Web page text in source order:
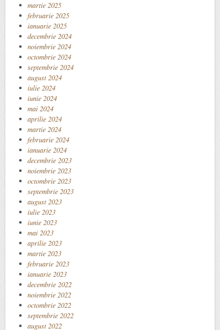
martie 2025
februarie 2025
ianuarie 2025
decembrie 2024
noiembrie 2024
octombrie 2024
septembrie 2024
august 2024
iulie 2024
iunie 2024
mai 2024
aprilie 2024
martie 2024
februarie 2024
ianuarie 2024
decembrie 2023
noiembrie 2023
octombrie 2023
septembrie 2023
august 2023
iulie 2023
iunie 2023
mai 2023
aprilie 2023
martie 2023
februarie 2023
ianuarie 2023
decembrie 2022
noiembrie 2022
octombrie 2022
septembrie 2022
august 2022